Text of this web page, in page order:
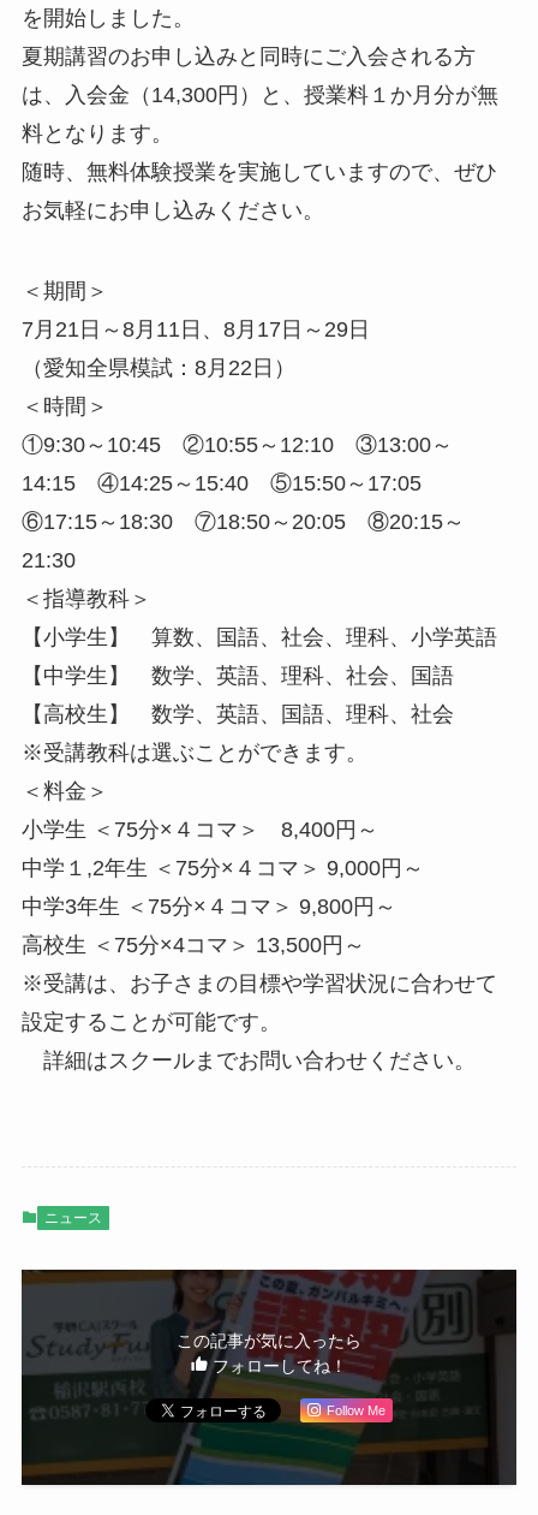
を開始しました。
夏期講習のお申し込みと同時にご入会される方
は、入会金（14,300円）と、授業料１か月分が無
料となります。
随時、無料体験授業を実施していますので、ぜひ
お気軽にお申し込みください。
＜期間＞
7月21日～8月11日、8月17日～29日
（愛知全県模試：8月22日）
＜時間＞
①9:30～10:45 ②10:55～12:10 ③13:00～
14:15 ④14:25～15:40 ⑤15:50～17:05
⑥17:15～18:30 ⑦18:50～20:05 ⑧20:15～
21:30
＜指導教科＞
【小学生】 算数、国語、社会、理科、小学英語
【中学生】 数学、英語、理科、社会、国語
【高校生】 数学、英語、国語、理科、社会
※受講教科は選ぶことができます。
＜料金＞
小学生 ＜75分×４コマ＞ 8,400円～
中学１,2年生 ＜75分×４コマ＞ 9,000円～
中学3年生 ＜75分×４コマ＞ 9,800円～
高校生 ＜75分×4コマ＞ 13,500円～
※受講は、お子さまの目標や学習状況に合わせて
設定することが可能です。
詳細はスクールまでお問い合わせください。
ニュース
この記事が気に入ったら
フォローしてね！
Follow Me